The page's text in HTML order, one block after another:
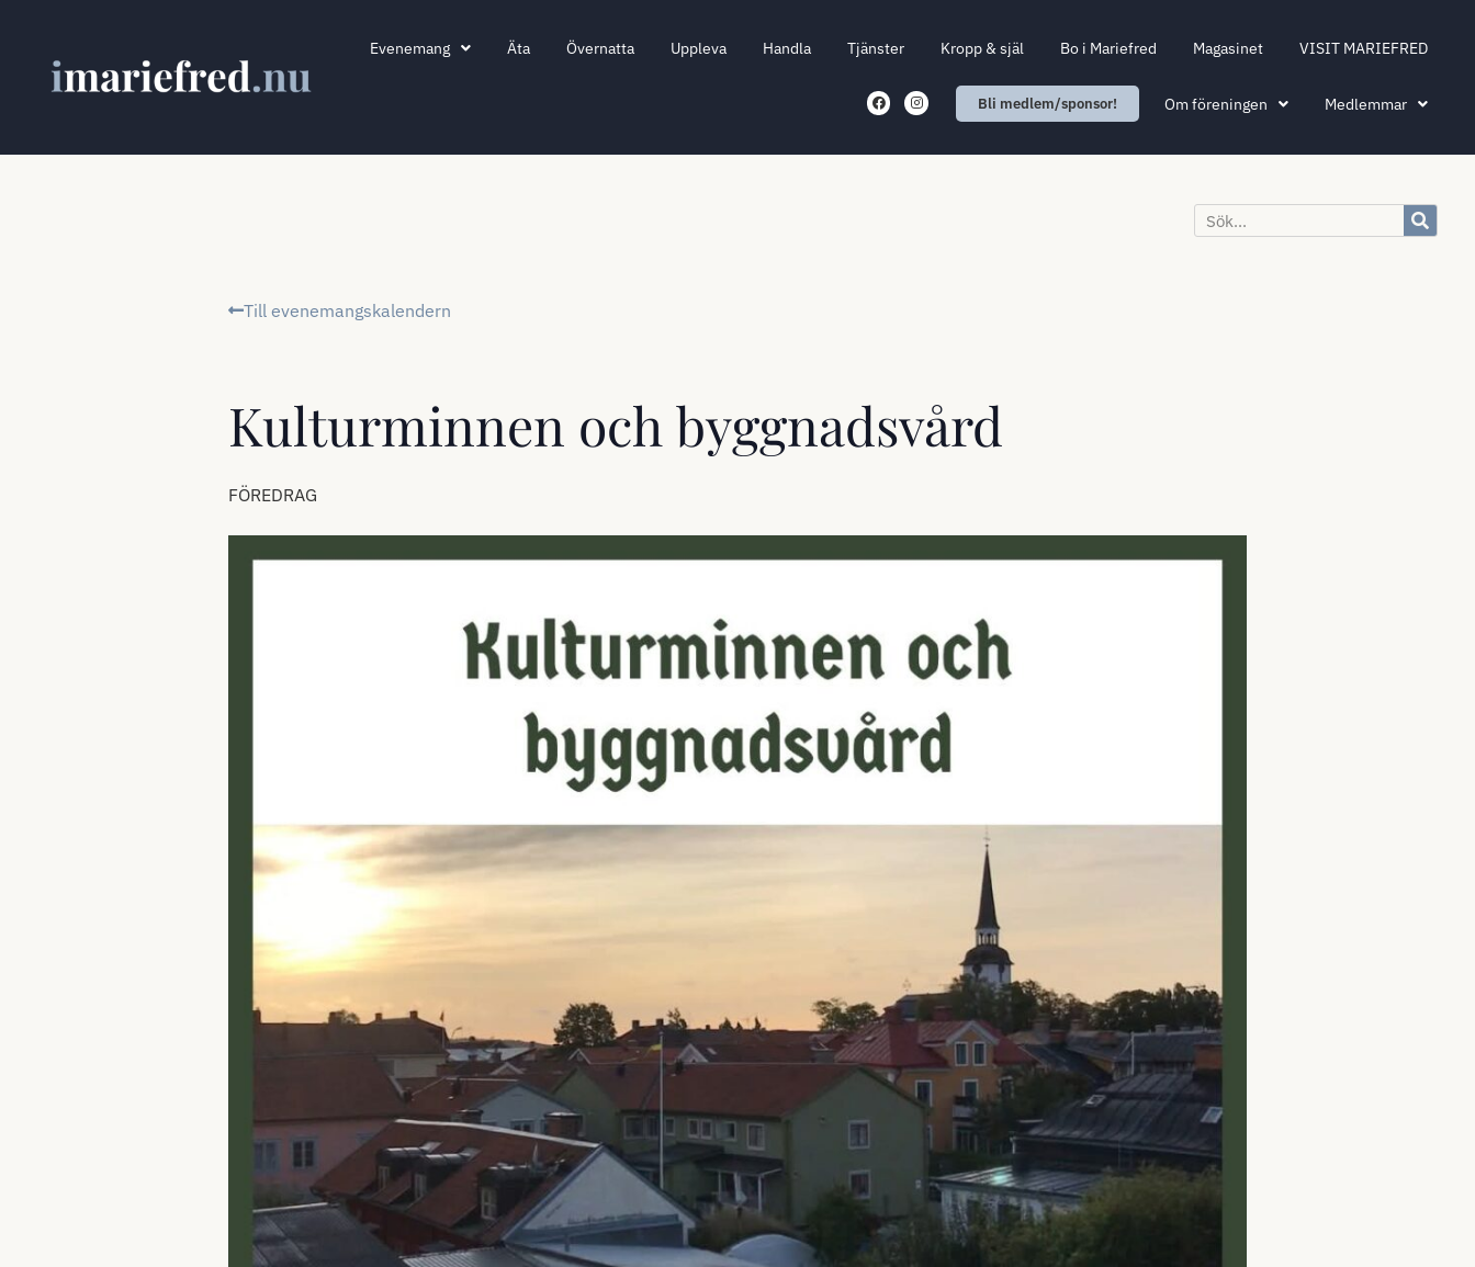
Evenemang Äta Övernatta Uppleva Handla Tjänster Kropp & själ Bo i Mariefred Magasinet VISIT MARIEFRED
Bli medlem/sponsor! Om föreningen Medlemmar
Till evenemangskalendern
Kulturminnen och byggnadsvård
FÖREDRAG